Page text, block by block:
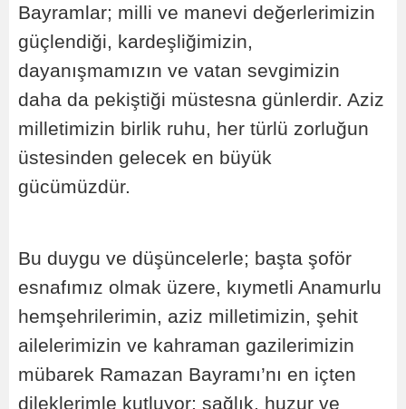
Bayramlar; milli ve manevi değerlerimizin
güçlendiği, kardeşliğimizin,
dayanışmamızın ve vatan sevgimizin
daha da pekiştiği müstesna günlerdir. Aziz
milletimizin birlik ruhu, her türlü zorluğun
üstesinden gelecek en büyük
gücümüzdür.
Bu duygu ve düşüncelerle; başta şoför
esnafımız olmak üzere, kıymetli Anamurlu
hemşehrilerimin, aziz milletimizin, şehit
ailelerimizin ve kahraman gazilerimizin
mübarek Ramazan Bayramı’nı en içten
dileklerimle kutluyor; sağlık, huzur ve